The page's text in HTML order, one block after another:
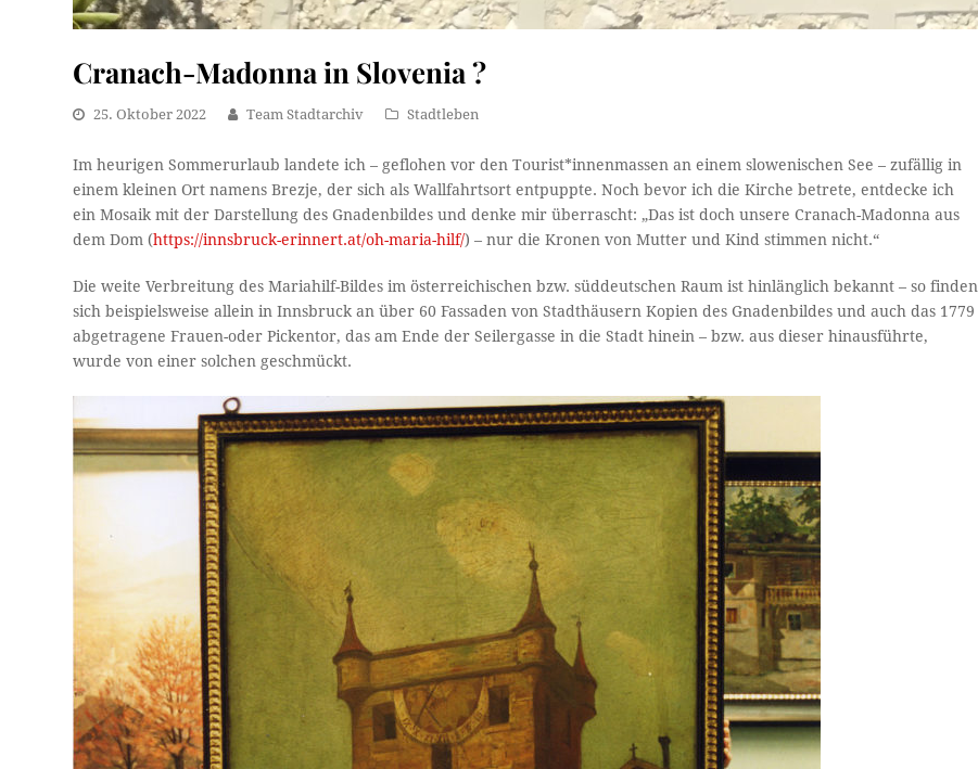
Cranach-Madonna in Slovenia ?
25. Oktober 2022 Team Stadtarchiv Stadtleben
Im heurigen Sommerurlaub landete ich – geflohen vor den Tourist*innenmassen an einem slowenischen See – zufällig in
einem kleinen Ort namens Brezje, der sich als Wallfahrtsort entpuppte. Noch bevor ich die Kirche betrete, entdecke ich
ein Mosaik mit der Darstellung des Gnadenbildes und denke mir überrascht: „Das ist doch unsere Cranach-Madonna aus
dem Dom (https://innsbruck-erinnert.at/oh-maria-hilf/) – nur die Kronen von Mutter und Kind stimmen nicht.“
Die weite Verbreitung des Mariahilf-Bildes im österreichischen bzw. süddeutschen Raum ist hinlänglich bekannt – so finden
sich beispielsweise allein in Innsbruck an über 60 Fassaden von Stadthäusern Kopien des Gnadenbildes und auch das 1779
abgetragene Frauen-oder Pickentor, das am Ende der Seilergasse in die Stadt hinein – bzw. aus dieser hinausführte,
wurde von einer solchen geschmückt.